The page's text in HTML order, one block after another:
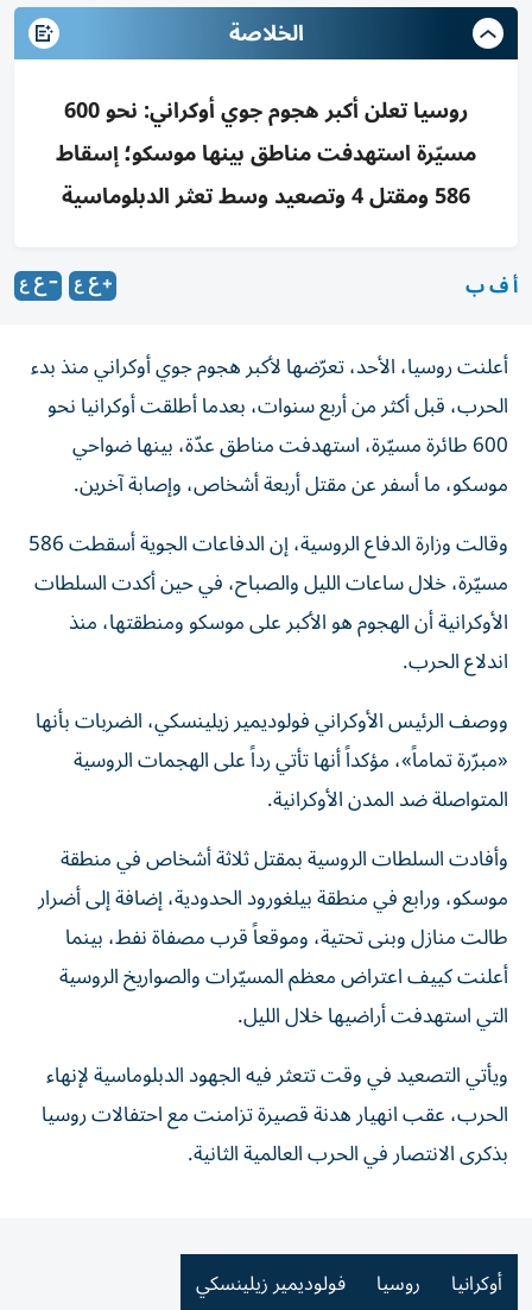
الخلاصة
روسيا تعلن أكبر هجوم جوي أوكراني: نحو 600
مسيّرة استهدفت مناطق بينها موسكو؛ إسقاط
586 ومقتل 4 وتصعيد وسط تعثر الدبلوماسية
أ ف ب
أعلنت روسيا، الأحد، تعرّضها لأكبر هجوم جوي أوكراني منذ بدء
الحرب، قبل أكثر من أربع سنوات، بعدما أطلقت أوكرانيا نحو
600 طائرة مسيّرة، استهدفت مناطق عدّة، بينها ضواحي
موسكو، ما أسفر عن مقتل أربعة أشخاص، وإصابة آخرين.
وقالت وزارة الدفاع الروسية، إن الدفاعات الجوية أسقطت 586
مسيّرة، خلال ساعات الليل والصباح، في حين أكدت السلطات
الأوكرانية أن الهجوم هو الأكبر على موسكو ومنطقتها، منذ
اندلاع الحرب.
ووصف الرئيس الأوكراني فولوديمير زيلينسكي، الضربات بأنها
«مبرّرة تماماً»، مؤكداً أنها تأتي رداً على الهجمات الروسية
المتواصلة ضد المدن الأوكرانية.
وأفادت السلطات الروسية بمقتل ثلاثة أشخاص في منطقة
موسكو، ورابع في منطقة بيلغورود الحدودية، إضافة إلى أضرار
طالت منازل وبنى تحتية، وموقعاً قرب مصفاة نفط، بينما
أعلنت كييف اعتراض معظم المسيّرات والصواريخ الروسية
التي استهدفت أراضيها خلال الليل.
ويأتي التصعيد في وقت تتعثر فيه الجهود الدبلوماسية لإنهاء
الحرب، عقب انهيار هدنة قصيرة تزامنت مع احتفالات روسيا
بذكرى الانتصار في الحرب العالمية الثانية.
أوكرانيا روسيا فولوديمير زيلينسكي